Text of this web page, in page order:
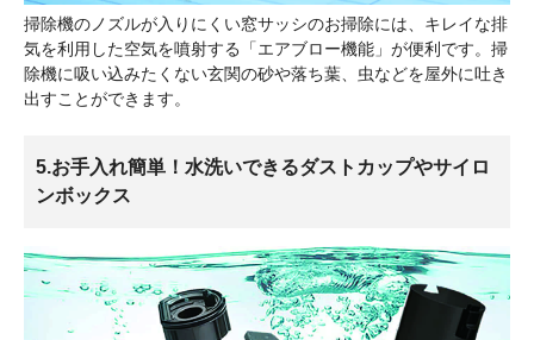
掃除機のノズルが入りにくい窓サッシのお掃除には、キレイな排
気を利用した空気を噴射する「エアブロー機能」が便利です。掃
除機に吸い込みたくない玄関の砂や落ち葉、虫などを屋外に吐き
出すことができます。
5.お手入れ簡単！水洗いできるダストカップやサイロ
ンボックス